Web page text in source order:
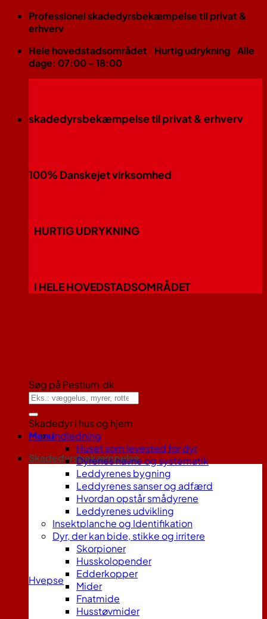
FortsætProfessionel skadedyrsbekæmpelse til privat &
erhverv
Hele hovedstadsområdet
Hurtig udrykning Alle
dage: 07:00 - 18:00
skadedyrsbekæmpelse til privat & erhverv
100% Danskejet virksomhed
HURTIG UDRYKNING
I HELE HOVEDSTADSOMRÅDET
Menu
Skadedyrsbekæmpelse
Hvepse
Søg på Pestium.dk
Skadedyr i hus og hjem
Indledning
Huset som levested for dyr
Dyrenes navne og systematik
Leddyrenes bygning
Leddyrenes sanser og adfærd
Hvordan opstår smådyrene
Leddyrenes udvikling
Insektplanche og Identifikation
Dyr, der kan bide, stikke og irritere
Skorpioner
Husskolopender
Edderkopper
Mider
Fnatmide
Husstøvmider